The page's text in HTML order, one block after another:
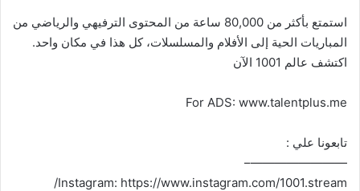
استمتع بأكثر من 80,000 ساعة من المحتوى الترفيهي والرياضي من
المباريات الحية إلى الأفلام والمسلسلات، كل هذا في مكان واحد.
اكتشف عالم 1001 الآن
For ADS: www.talentplus.me
تابعونا علي :
————————–
Instagram: https://www.instagram.com/1001.stream/